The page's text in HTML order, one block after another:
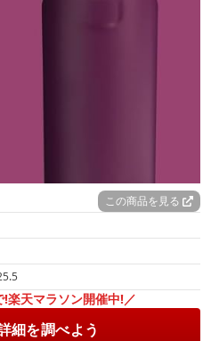
この商品を見る
楽天マラソン開催中!／
細を調べよう